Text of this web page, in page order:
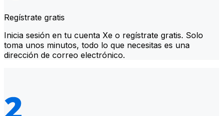
Regístrate gratis
Inicia sesión en tu cuenta Xe o regístrate gratis. Solo
toma unos minutos, todo lo que necesitas es una
dirección de correo electrónico.